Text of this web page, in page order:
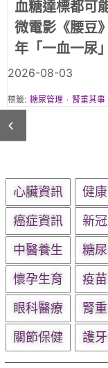
《腰豆》第一
的職業司機：
三高警號？
2026-08-03
標籤: 糖尿管理 · 腎重其事
心臟資訊 健
癌症資訊
新
中醫養生
糖
懷孕生育
疫
眼科醫療
腎
關節保健
護